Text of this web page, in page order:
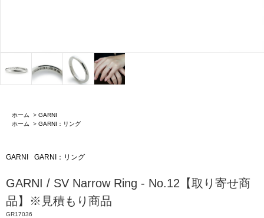
ホーム > GARNI
ホーム
> GARNI：リング
GARNI GARNI：リング
GARNI / SV Narrow Ring - No.12【取り寄せ商
品】※見積もり商品
GR17036